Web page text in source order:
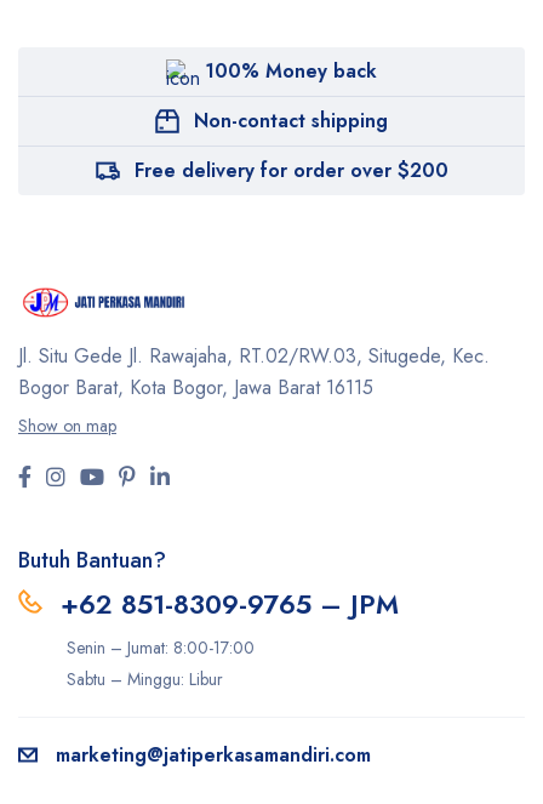
100% Money back
Non-contact shipping
Free delivery for order over $200
Jl. Situ Gede Jl. Rawajaha, RT.02/RW.03, Situgede, Kec.
Bogor Barat, Kota Bogor, Jawa Barat 16115
Show on map
Butuh Bantuan?
+62 851-8309-9765 – JPM
Senin – Jumat: 8:00-17:00
Sabtu – Minggu: Libur
marketing@jatiperkasamandiri.com